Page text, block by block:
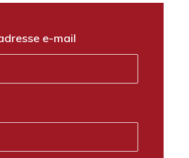
e-mail